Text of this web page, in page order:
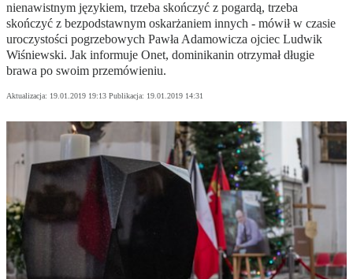
nienawistnym językiem, trzeba skończyć z pogardą, trzeba
skończyć z bezpodstawnym oskarżaniem innych - mówił w czasie
uroczystości pogrzebowych Pawła Adamowicza ojciec Ludwik
Wiśniewski. Jak informuje Onet, dominikanin otrzymał długie
brawa po swoim przemówieniu.
Aktualizacja: 19.01.2019 19:13 Publikacja: 19.01.2019 14:31